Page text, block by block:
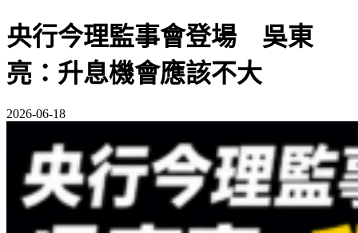
央行今理監事會登場 吳東
亮：升息機會應該不大
2026-06-18